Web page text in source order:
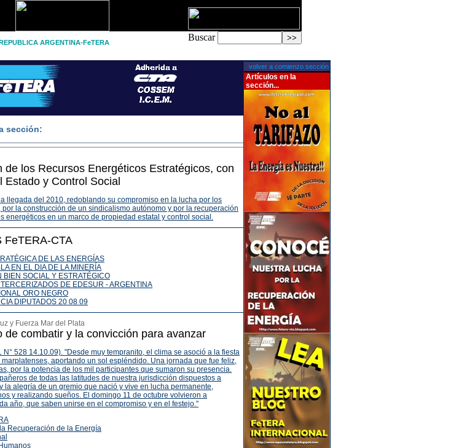
ARGENTINA-FeTERA Buscar
sección:
de los Recursos Energéticos Estratégicos, con
Estado y Control Social
llegada del 2010, redoblando su compromiso en la lucha por los
la construcción de un sindicalismo autónomo y por la recuperación
energéticos en un marco de propiedad estatal y control social.
FeTERA-CTA
DE LAS ENERGÍAS
EN EL DIA DE LA MINERÍA
BIEN SOCIAL Y ESTRATÉGICO
DE EDESUR - ARGENTINA
ORO NEGRO
DIPUTADOS 20 08 09
y Fuerza Mar del Plata
de combatir y la convicción para avanzar
N° 528 14.10.09). "Desde muy tempranito, el clima se asoció a la fiesta
aportando un sol espléndido. Una jornada que fue feliz,
por la potencia de los mil participantes que sumaron su presencia.
de todas las latitudes de nuestra jurisdicción dispuestos a
la alegría de un gremio que nació y vive en lucha permanente,
y realizando sueños. El domingo 11 de octubre volvieron a
año, que saben unirse en el compromiso y en el festejo."
Recuperación de la Energía
volver a comienzo sección
Artículos en la
sección...